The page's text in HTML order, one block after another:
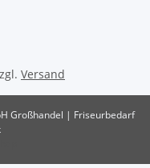
Versand
Großhandel | Friseurbedarf